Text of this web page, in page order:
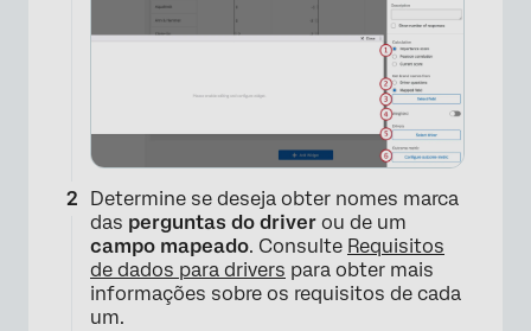
Determine se deseja obter nomes marca
das perguntas do driver ou de um
campo mapeado. Consulte Requisitos
de dados para drivers para obter mais
informações sobre os requisitos de cada
um.